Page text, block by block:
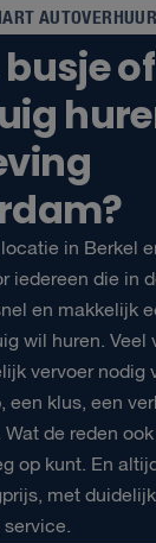
AUTOVERHUUR
in Berkel
iedereen die in
en makkelijk
wil huren. Veel
vervoer nodig
een klus, een
de reden
op kunt. En
met